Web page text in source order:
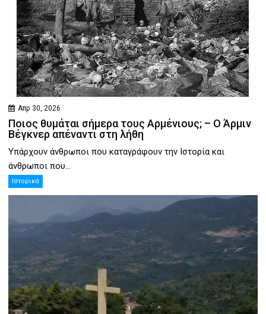
Απρ 30, 2026
Ποιος θυμάται σήμερα τους Αρμένιους; – Ο Άρμιν
Βέγκνερ απέναντι στη λήθη
Υπάρχουν άνθρωποι που καταγράφουν την Ιστορία και
άνθρωποι που...
Ιστορικά